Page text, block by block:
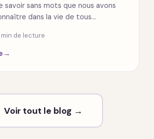
savoir sans mots que nous avons
dans la vie de tous…
min de lecture
→
Voir tout le blog →